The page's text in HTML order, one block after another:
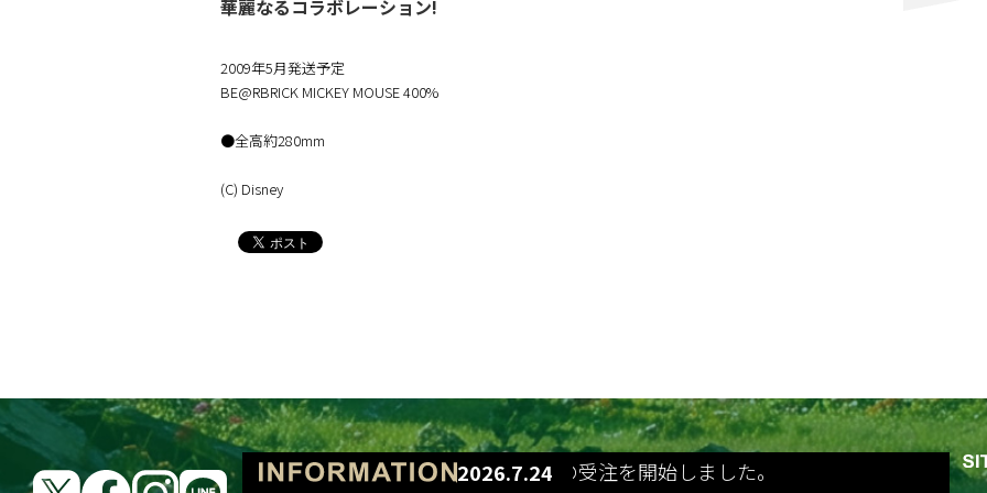
華麗なるコラボレーション!
2009年5月発送予定
BE@RBRICK MICKEY MOUSE 400%
●全高約280mm
(C) Disney
2026.7.24
BE@RBRICK Lotso 400%の受注を開始しました。